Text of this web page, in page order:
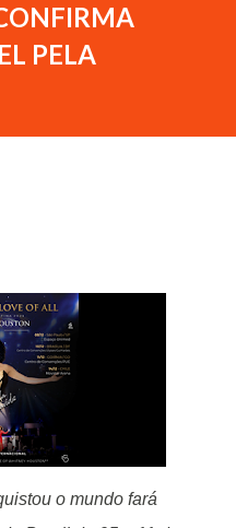
PELA
o mundo fará